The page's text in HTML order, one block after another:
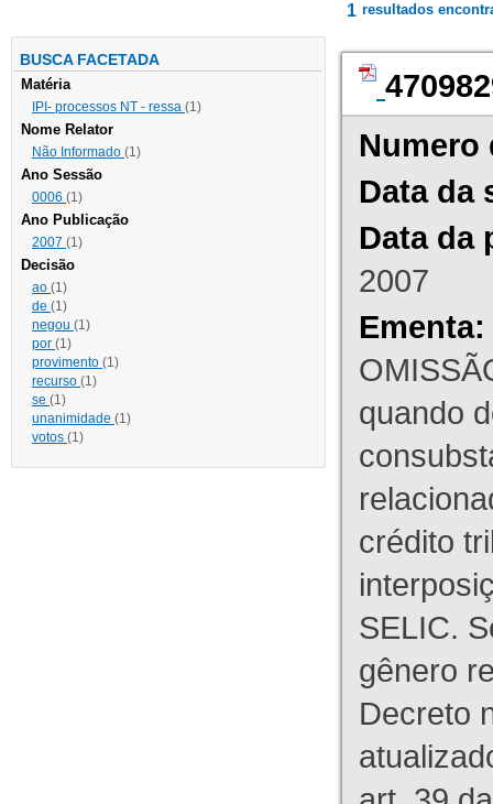
BUSCA FACETADA
Matéria
IPI- processos NT - ressa (1)
Nome Relator
Não Informado (1)
Ano Sessão
0006 (1)
Ano Publicação
2007 (1)
Decisão
ao (1)
de (1)
negou (1)
por (1)
provimento (1)
recurso (1)
se (1)
unanimidade (1)
votos (1)
1 resultados
Numero
Data da
Data da
2007
Ementa:
quando
crédito
SELIC.
gênero
Decreto